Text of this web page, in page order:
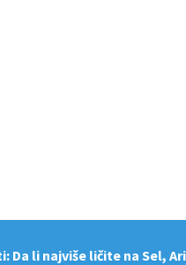
Da li najviše ličite na Sel,